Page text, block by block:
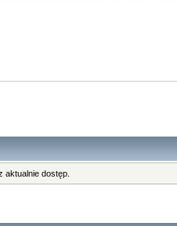
aktualnie dostęp.